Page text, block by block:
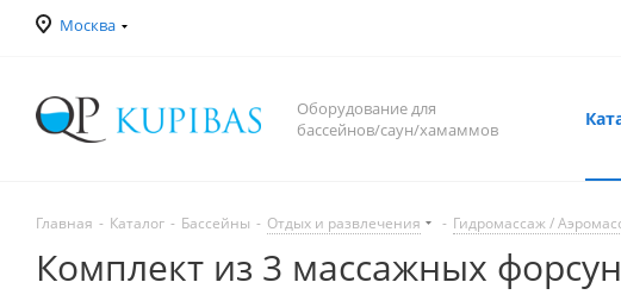
Москва
Оборудование для
бассейнов/саун/хамаммов
Главная - Каталог - Бассейны - Отдых и развлечения - Гидромассаж /
Комплект из 3 массажных